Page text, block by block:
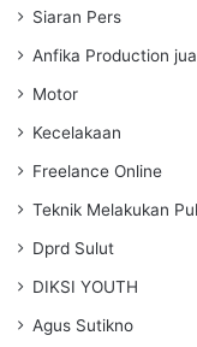
Siaran Pers
Anfika Production
Motor
Kecelakaan
Freelance Online
Teknik Melakukan
Dprd Sulut
DIKSI YOUTH
Agus Sutikno